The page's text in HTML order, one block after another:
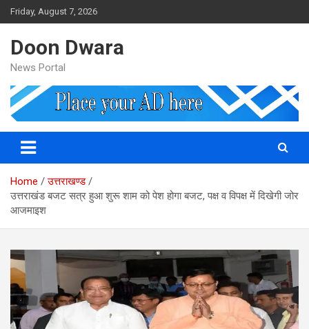
Skip
to
Friday, August 7, 2026
Doon Dwara
News Portal
Home
उत्तराखण्ड
उत्तराखंड बजट सत्र हुआ शुरू शाम को पेश होगा बजट, पक्ष व विपक्ष में दिखेगी जोर
आजमाइश